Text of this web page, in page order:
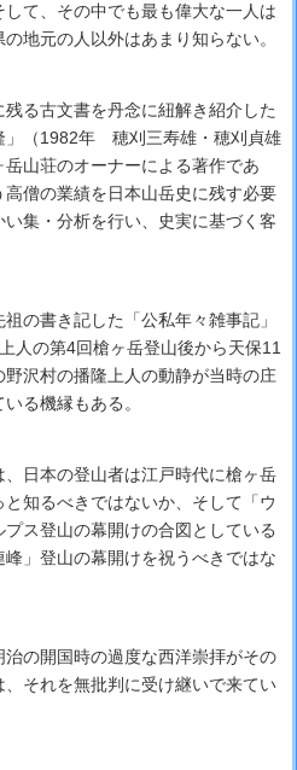
て、その中でも最も偉大な一人は
地元の人以外はあまり知らない。
る古文書を丹念に紐解き紹介した
（1982年 穂刈三寿雄・穂刈貞雄
山荘のオーナーによる著作であ
僧の業績を日本山岳史に残す必要
集・分析を行い、史実に基づく客
の書き記した「公私年々雑事記」
人の第4回槍ヶ岳登山後から天保11
沢村の播隆上人の動静が当時の庄
る機縁もある。
日本の登山者は江戸時代に槍ヶ岳
知るべきではないか、そして「ウ
ス登山の幕開けの合図としている
」登山の幕開けを祝うべきではな
の開国時の過度な西洋崇拝がその
それを無批判に受け継いで来てい